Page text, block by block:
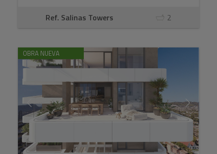
Ref. Salinas Towers 2
OBRA NUEVA